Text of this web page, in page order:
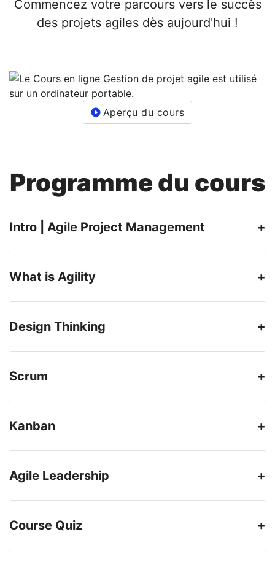
Commencez votre parcours vers le succès
des projets agiles dès aujourd'hui !
Aperçu du cours
Programme du cours
Intro | Agile Project Management
What is Agility
Design Thinking
Scrum
Kanban
Agile Leadership
Course Quiz